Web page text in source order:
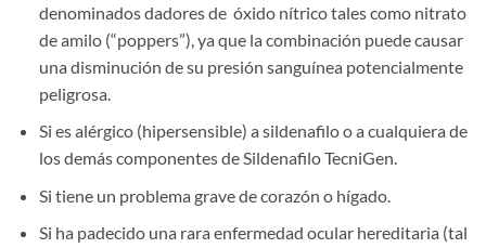
denominados dadores de óxido nítrico tales como nitrato
de amilo (“poppers”), ya que la combinación puede causar
una disminución de su presión sanguínea potencialmente
peligrosa.
Si es alérgico (hipersensible) a sildenafilo o a cualquiera de
los demás componentes de Sildenafilo TecniGen.
Si tiene un problema grave de corazón o hígado.
Si ha padecido una rara enfermedad ocular hereditaria (tal